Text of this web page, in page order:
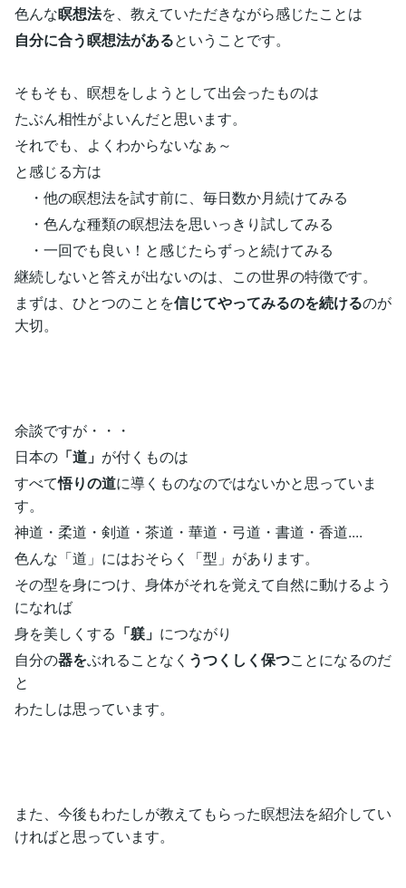
色んな瞑想法を、教えていただきながら感じたことは
自分に合う瞑想法があるということです。
そもそも、瞑想をしようとして出会ったものは
たぶん相性がよいんだと思います。
それでも、よくわからないなぁ～
と感じる方は
・他の瞑想法を試す前に、毎日数か月続けてみる
・色んな種類の瞑想法を思いっきり試してみる
・一回でも良い！と感じたらずっと続けてみる
継続しないと答えが出ないのは、この世界の特徴です。
まずは、ひとつのことを信じてやってみるのを続けるのが
大切。
余談ですが・・・
日本の 「道」 が付くものは
すべて悟りの道に導くものなのではないかと思っていま
す。
神道・柔道・剣道・茶道・華道・弓道・書道・香道....
色んな「道」にはおそらく「型」があります。
その型を身につけ、身体がそれを覚えて自然に動けるよう
になれば
身を美しくする 「躾」 につながり
自分の器をぶれることなく うつくしく保つことになるのだ
と
わたしは思っています。
また、今後もわたしが教えてもらった瞑想法を紹介してい
ければと思っています。